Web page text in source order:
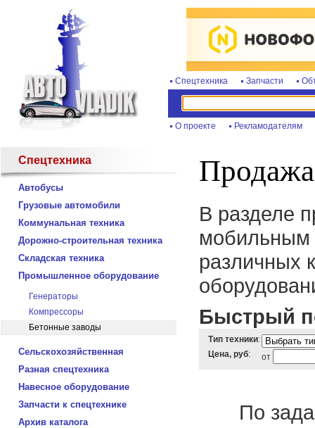
Спецтехника Запчасти
О проекте Рекламодателям
Спецтехника
Автобусы
Грузовые автомобили
Коммунальная техника
Дорожно-строительная техника
Складская техника
Промышленное оборудование
Генераторы
Компрессоры
Бетонные заводы
Сельскохозяйственная
Разная спецтехника
Навесное оборудование
Запчасти к спецтехнике
Архив каталога
В разделе
мобильным
различных
Быстрый
Тип техники:
Цена, руб: от
По